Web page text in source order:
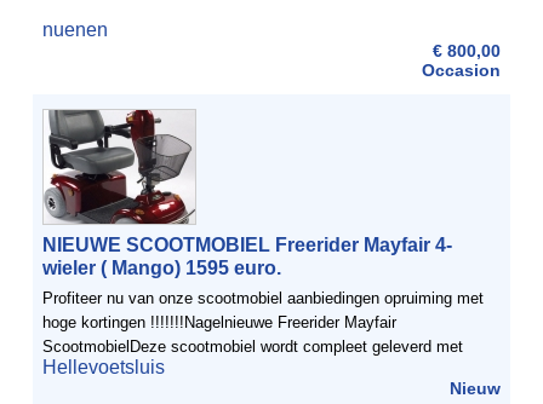
nuenen
€ 800,00
Occasion
NIEUWE SCOOTMOBIEL Freerider Mayfair 4-
wieler ( Mango) 1595 euro.
Profiteer nu van onze scootmobiel aanbiedingen opruiming met
hoge kortingen !!!!!!!Nagelnieuwe Freerider Mayfair
ScootmobielDeze scootmobiel wordt compleet geleverd met
Nieuwe Accu's en alle toebehoren: zoals acculader, spiegel ...
Hellevoetsluis
Nieuw